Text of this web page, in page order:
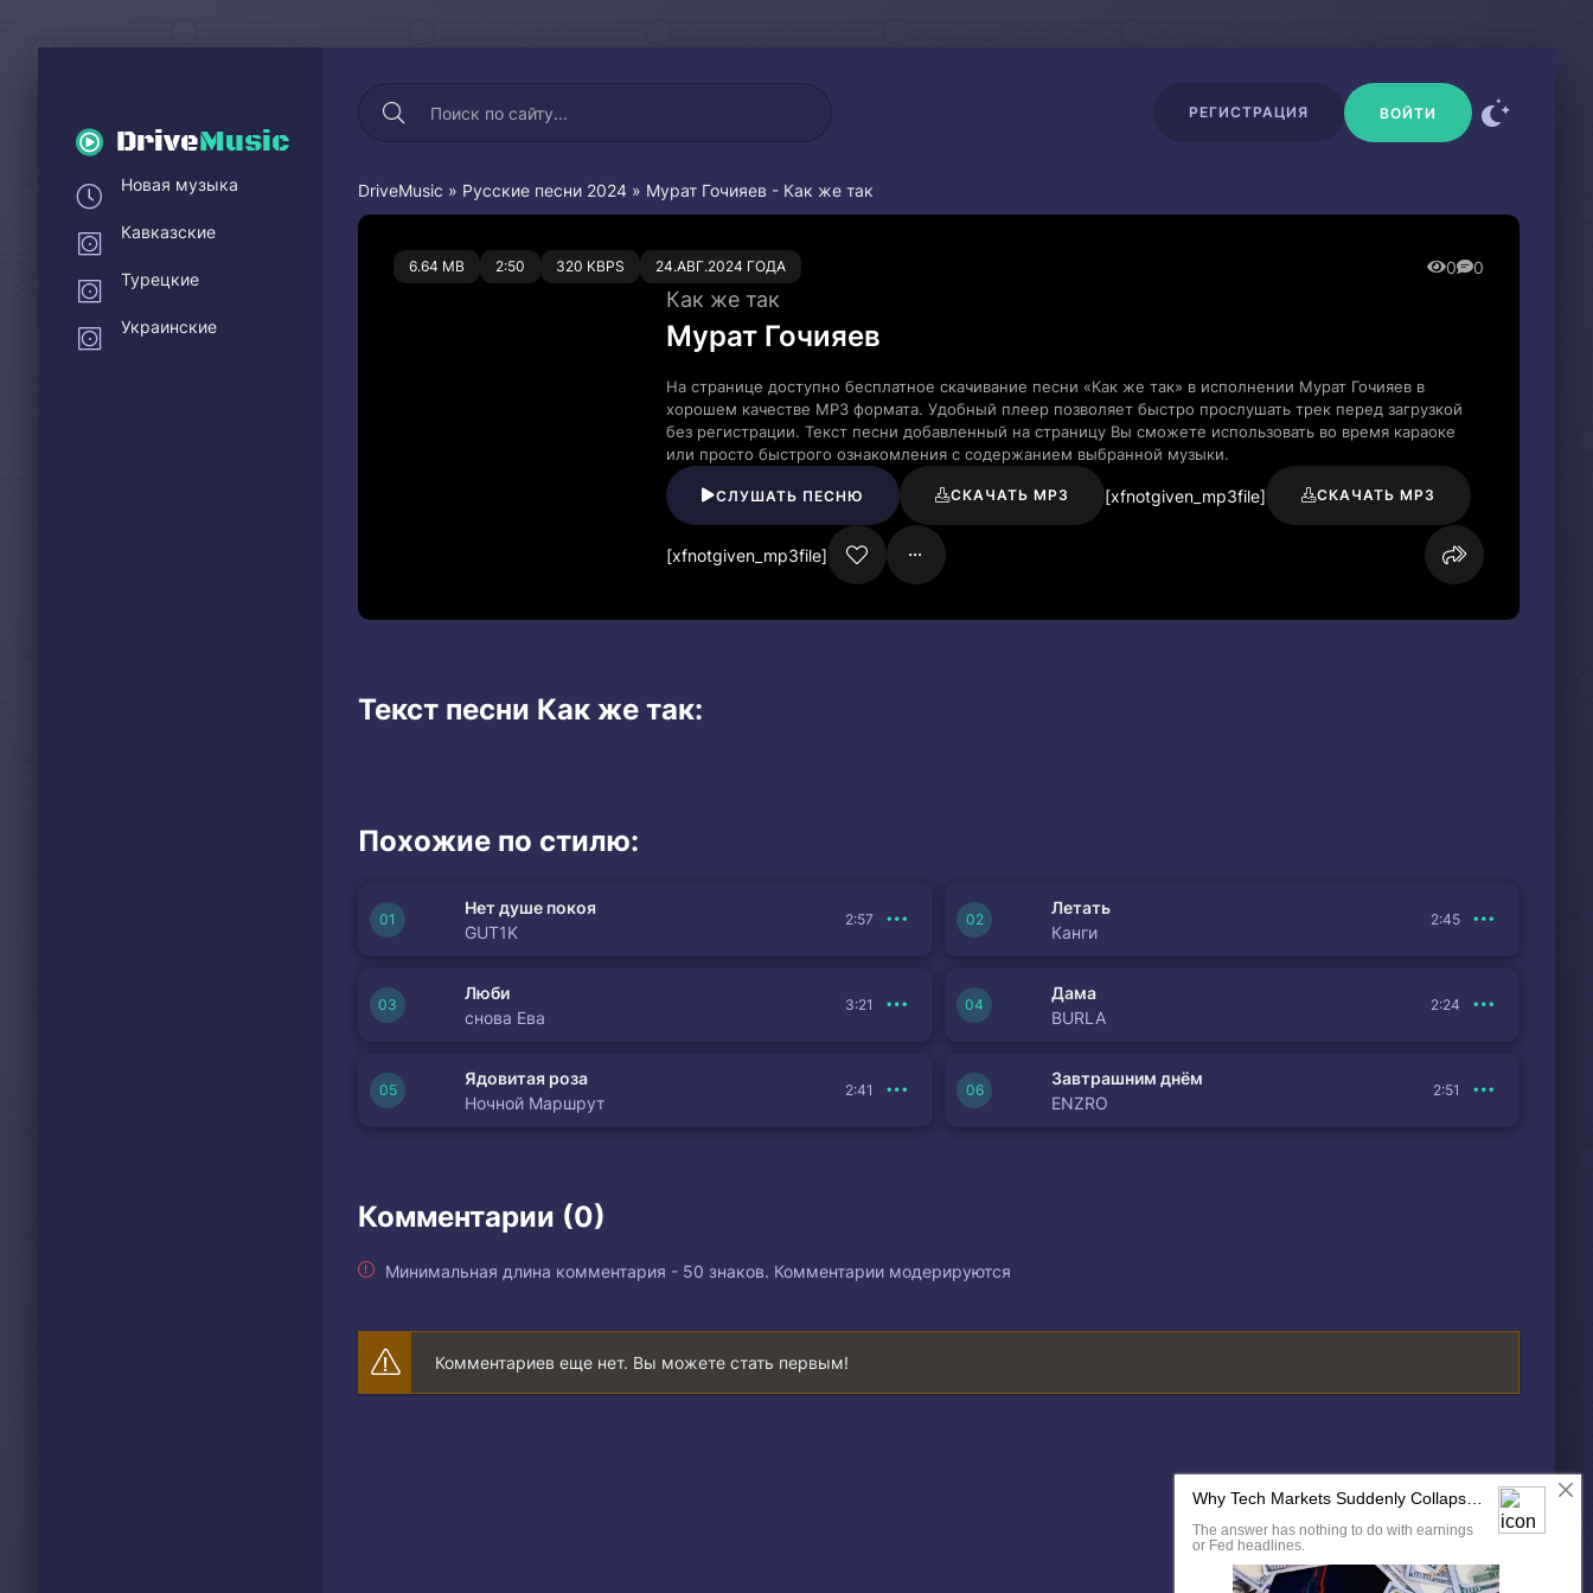
DriveMusic
РЕГИСТРАЦИЯ ВОЙТИ
DriveMusic » Русские песни 2024 » Мурат Гочияев - Как же так
6.64 MB 2:50 320 KBPS 24.АВГ.2024 ГОДА 0 0
0 0
Как же так
Мурат Гочияев
На странице доступно бесплатное скачивание песни «Как же так» в исполнении Мурат Гочияев в
хорошем качестве MP3 формата. Удобный плеер позволяет быстро прослушать трек перед загрузкой
без регистрации. Текст песни добавленный на страницу Вы сможете использовать во время караоке
или просто быстрого ознакомления с содержанием выбранной музыки.
СЛУШАТЬ ПЕСНЮ СКАЧАТЬ MP3 [xfnotgiven_mp3file] СКАЧАТЬ MP3
[xfnotgiven_mp3file]
Текст песни Как же так:
Похожие по стилю:
Нет душе покоя
GUT1K
2:57
Летать
Канги
2:45
Люби
снова Ева
3:21
Дама
BURLA
2:24
Ядовитая роза
Ночной Маршрут
2:41
Завтрашним днём
ENZRO
2:51
Комментарии (0)
Минимальная длина комментария - 50 знаков. Комментарии модерируются
Комментариев еще нет. Вы можете стать первым!
Новая музыка
Кавказские
Турецкие
Украинские